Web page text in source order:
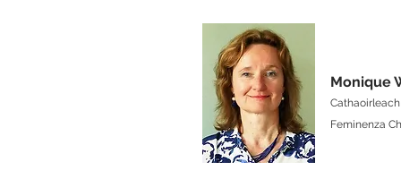
Monique
Cathaoirleach
Feminenza